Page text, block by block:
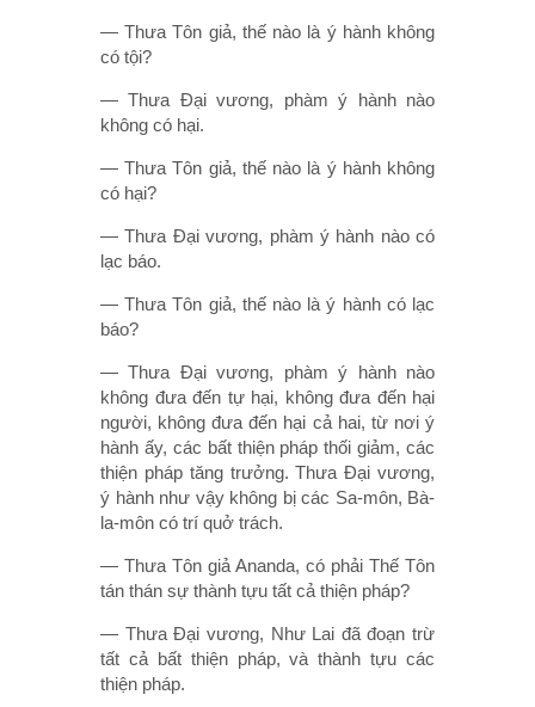
— Thưa Tôn giả, thế nào là ý hành không
có tội?
— Thưa Ðại vương, phàm ý hành nào
không có hại.
— Thưa Tôn giả, thế nào là ý hành không
có hại?
— Thưa Ðại vương, phàm ý hành nào có
lạc báo.
— Thưa Tôn giả, thế nào là ý hành có lạc
báo?
— Thưa Ðại vương, phàm ý hành nào
không đưa đến tự hại, không đưa đến hại
người, không đưa đến hại cả hai, từ nơi ý
hành ấy, các bất thiện pháp thối giảm, các
thiện pháp tăng trưởng. Thưa Ðại vương,
ý hành như vậy không bị các Sa-môn, Bà-
la-môn có trí quở trách.
— Thưa Tôn giả Ananda, có phải Thế Tôn
tán thán sự thành tựu tất cả thiện pháp?
— Thưa Ðại vương, Như Lai đã đoạn trừ
tất cả bất thiện pháp, và thành tựu các
thiện pháp.